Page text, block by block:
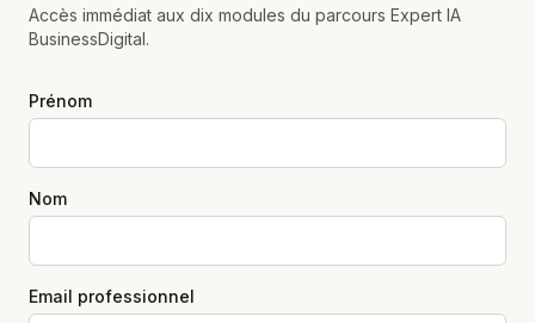
Accès immédiat aux dix modules du parcours Expert IA
BusinessDigital.
Prénom
Nom
Email professionnel